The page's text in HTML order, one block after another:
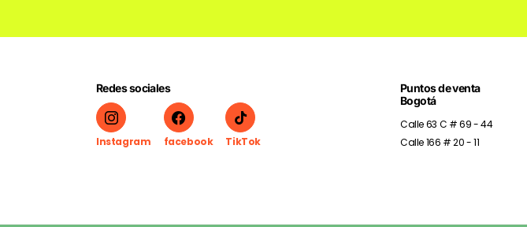
Redes sociales
Instagram facebook TikTok
Puntos de venta
Bogotá
Calle 63 C # 69 - 44
Calle 166 # 20 - 11